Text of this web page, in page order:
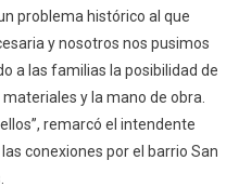
problema histórico al que
y nosotros nos pusimos
a las familias la posibilidad de
y la mano de obra.
remarcó el intendente
conexiones por el barrio San